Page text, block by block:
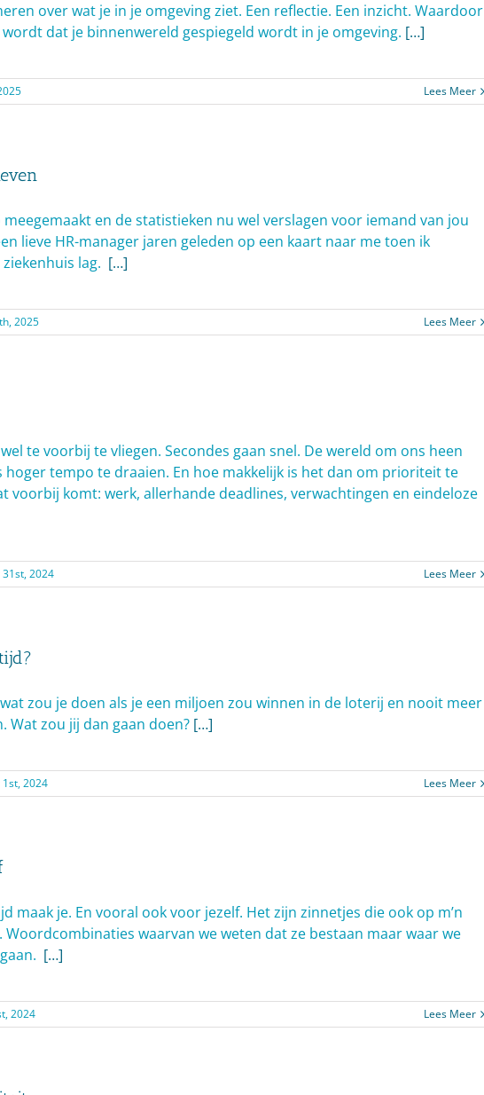
over wat je in je omgeving ziet. Een reflectie. Een inzicht. Waardoor
dat je binnenwereld gespiegeld wordt in je omgeving. […]
Lees Meer
meegemaakt en de statistieken nu wel verslagen voor iemand van jou
lieve HR-manager jaren geleden op een kaart naar me toen ik
lag. […]
2025 Lees Meer
te voorbij te vliegen. Secondes gaan snel. De wereld om ons heen
hoger tempo te draaien. En hoe makkelijk is het dan om prioriteit te
voorbij komt: werk, allerhande deadlines, verwachtingen en eindeloze
2024 Lees Meer
zou je doen als je een miljoen zou winnen in de loterij en nooit meer
Wat zou jij dan gaan doen? […]
2024 Lees Meer
maak je. En vooral ook voor jezelf. Het zijn zinnetjes die ook op m’n
Woordcombinaties waarvan we weten dat ze bestaan maar waar we
[…]
2024 Lees Meer